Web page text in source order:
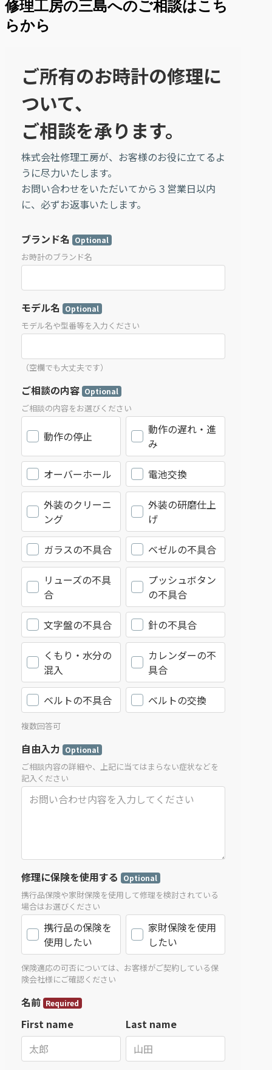
修理工房の三島へのご相談はこち
らから